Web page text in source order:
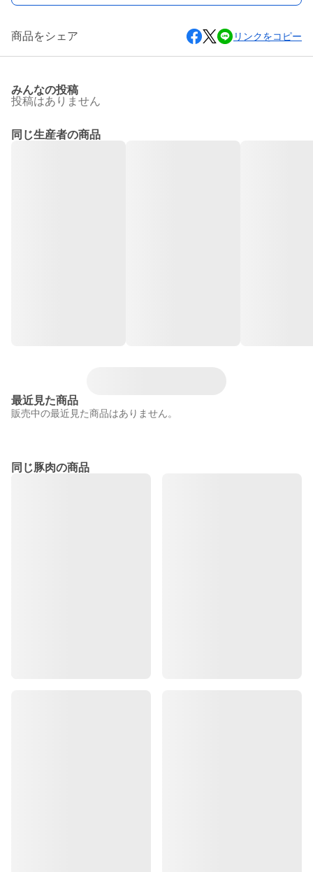
商品をシェア リンクをコピー
みんなの投稿
投稿はありません
同じ生産者の商品
最近見た商品
販売中の最近見た商品はありません。
同じ豚肉の商品